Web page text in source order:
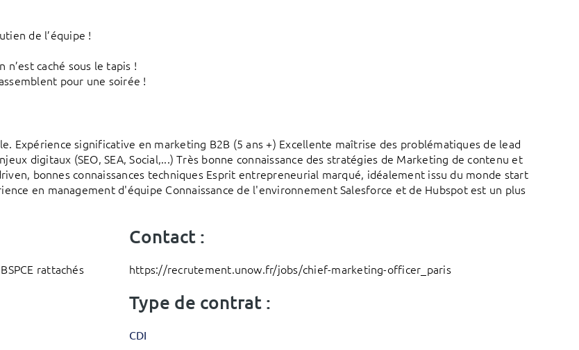
de l’équipe !
caché sous le tapis !
pour une soirée !
Expérience significative en marketing B2B (5 ans +) Excellente maîtrise des problématiques de lead
digitaux (SEO, SEA, Social,...) Très bonne connaissance des stratégies de Marketing de contenu et
bonnes connaissances techniques Esprit entrepreneurial marqué, idéalement issu du monde start
en management d'équipe Connaissance de l'environnement Salesforce et de Hubspot est un plus
rattachés
Contact :
https://recrutement.unow.fr/jobs/chief-marketing-officer_paris
Type de contrat :
CDI